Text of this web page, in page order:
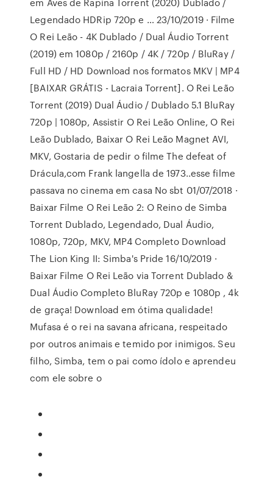
Legendado HDRip 720p e … 23/10/2019 · Filme
O Rei Leão - 4K Dublado / Dual Áudio Torrent
(2019) em 1080p / 2160p / 4K / 720p / BluRay /
Full HD / HD Download nos formatos MKV | MP4
[BAIXAR GRÁTIS - Lacraia Torrent]. O Rei Leão
Torrent (2019) Dual Áudio / Dublado 5.1 BluRay
720p | 1080p, Assistir O Rei Leão Online, O Rei
Leão Dublado, Baixar O Rei Leão Magnet AVI,
MKV, Gostaria de pedir o filme The defeat of
Drácula,com Frank langella de 1973..esse filme
passava no cinema em casa No sbt 01/07/2018 ·
Baixar Filme O Rei Leão 2: O Reino de Simba
Torrent Dublado, Legendado, Dual Áudio,
1080p, 720p, MKV, MP4 Completo Download
The Lion King II: Simba's Pride 16/10/2019 ·
Baixar Filme O Rei Leão via Torrent Dublado &
Dual Áudio Completo BluRay 720p e 1080p , 4k
de graça! Download em ótima qualidade!
Mufasa é o rei na savana africana, respeitado
por outros animais e temido por inimigos. Seu
filho, Simba, tem o pai como ídolo e aprendeu
com ele sobre o